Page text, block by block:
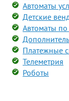
Автоматы
Детские
Автоматы
Платежные
Телеметрия
Роботы